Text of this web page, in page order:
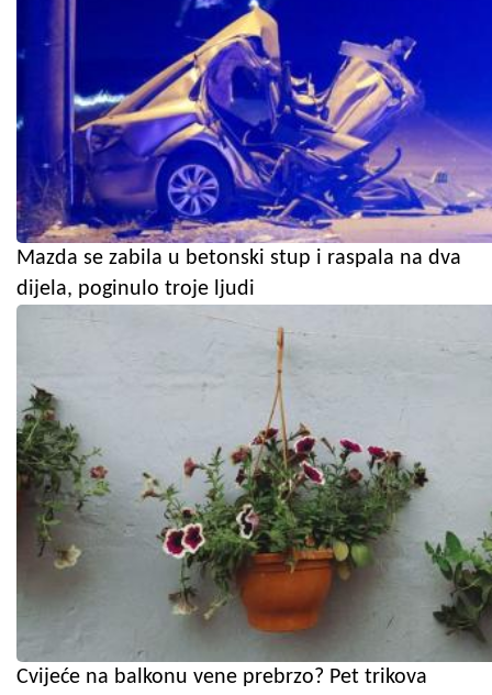
Mazda se zabila u betonski stup i raspala na dva
dijela, poginulo troje ljudi
Cvijeće na balkonu vene prebrzo? Pet trikova